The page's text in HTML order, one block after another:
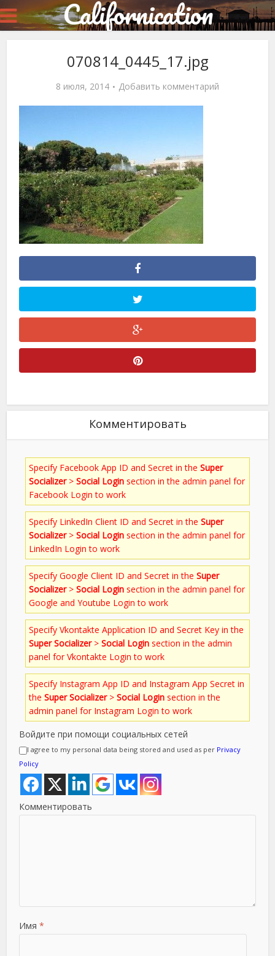
Californication
070814_0445_17.jpg
8 июля, 2014 Добавить комментарий
Комментировать
Specify Facebook App ID and Secret in theSuper
Socializer>Social Login section in the admin panel for
Facebook Login to work
Specify LinkedIn Client ID and Secret in theSuper
Socializer>Social Login section in the admin panel for
LinkedIn Login to work
Specify Google Client ID and Secret in theSuper
Socializer>Social Login section in the admin panel for
Google and Youtube Login to work
Specify Vkontakte Application ID and Secret Key in the
Super Socializer>Social Login section in the admin
panel for Vkontakte Login to work
Specify Instagram App ID and Instagram App Secret in
theSuper Socializer>Social Login section in the
admin panel for Instagram Login to work
Войдите при помощи социальных сетей
I agree to my personal data being stored and used as per Privacy
Policy
Комментировать
Имя *